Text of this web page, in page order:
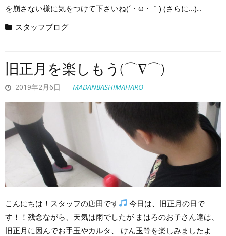
を崩さない様に気をつけて下さいね(´・ω・｀) (さらに…)...
スタッフブログ
旧正月を楽しもう(⌒∇⌒)
2019年2月6日 MADANBASHIMAHARO
こんにちは！スタッフの唐田です
今日は、旧正月の日で
す！！残念ながら、天気は雨でしたが まはろのお子さん達は、
旧正月に因んでお手玉やカルタ、 けん玉等を楽しみましたよ